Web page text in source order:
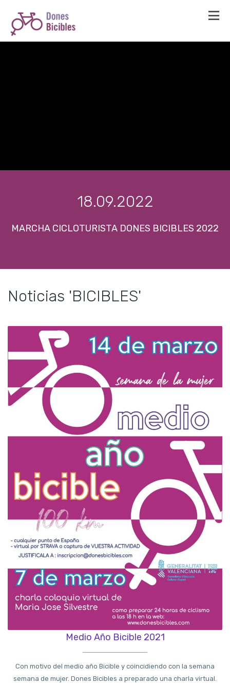
18.09.2022
MARCHA CICLOTURISTA DONES BICIBLES 2022
Noticias 'BICIBLES'
Medio Año Bicible 2021
Con motivo del medio año Bicible y coincidiendo con la semana
semana de mujer. Dones Bicibles a preparado una charla virtual.